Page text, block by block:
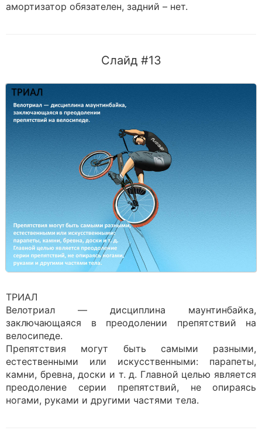
амортизатор обязателен, задний – нет.
Слайд #13
ТРИАЛ
Велотриал — дисциплина маунтинбайка,
заключающаяся в преодолении препятствий на
велосипеде.
Препятствия могут быть самыми разными,
естественными или искусственными: парапеты,
камни, бревна, доски и т. д. Главной целью является
преодоление серии препятствий, не опираясь
ногами, руками и другими частями тела.